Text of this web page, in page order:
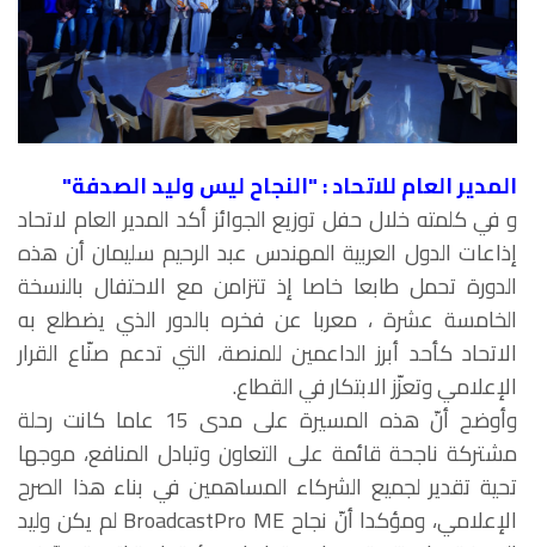
المدير العام للاتحاد : "النجاح ليس وليد الصدفة"
و في كلمته خلال حفل توزيع الجوائز أكد المدير العام لاتحاد
إذاعات الدول العربية المهندس عبد الرحيم سليمان أن هذه
الدورة تحمل طابعا خاصا إذ تتزامن مع الاحتفال بالنسخة
الخامسة عشرة ، معربا عن فخره بالدور الذي يضطلع به
الاتحاد كأحد أبرز الداعمين للمنصة، التي تدعم صنّاع القرار
الإعلامي وتعزّز الابتكار في القطاع.
وأوضح أنّ هذه المسيرة على مدى 15 عاما كانت رحلة
مشتركة ناجحة قائمة على التعاون وتبادل المنافع، موجها
تحية تقدير لجميع الشركاء المساهمين في بناء هذا الصرح
الإعلامي، ومؤكدا أنّ نجاح BroadcastPro ME لم يكن وليد